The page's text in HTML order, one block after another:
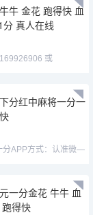
牛 金花 跑得快 血
分 真人在线
或
分红中麻将一分一
分APP方式：认准微—
一分金花 牛牛 血
得快